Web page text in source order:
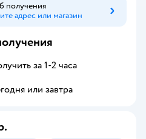
получения
адрес или магазин
Способ получения
за 1-2 часа
или завтра